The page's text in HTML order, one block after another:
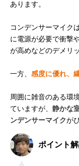
あります。
コンデンサーマイク
に電源が必要で衝撃
が高めなどのデメリ
一方、 感度に優れ、
周囲に雑音のある環
ていますが、 静かな
ンデンサーマイクが
ポイント